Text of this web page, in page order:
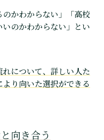
のかわからない」「高校
のかわからない」とい
について、詳しい人た
り向いた選択ができる
向き合う